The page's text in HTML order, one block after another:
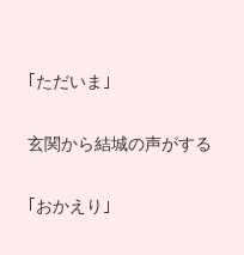
｢ただいま｣
玄関から結城の声がする
｢おかえり｣